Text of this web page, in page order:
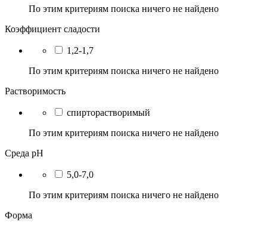
По этим критериям поиска ничего не найдено
Коэффициент сладости
1,2-1,7
По этим критериям поиска ничего не найдено
Растворимость
спирторастворимый
По этим критериям поиска ничего не найдено
Среда pH
5,0-7,0
По этим критериям поиска ничего не найдено
Форма